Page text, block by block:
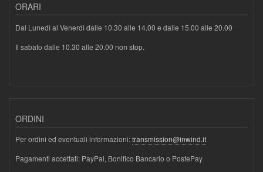
ORARI
Dal Lunedì al Venerdì dalle 10.30 alle 14.00 e dalle 15.00 alle 20.00
Il sabato dalle 10.30 alle 20.00 non stop.
ORDINI
Per ordini ed eventuali informazioni:transmission@inwind.it
Pagamenti accettati: PayPal, Bonifico Bancario o PostePay